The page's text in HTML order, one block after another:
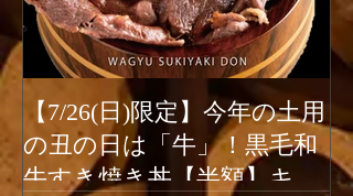
【7/26(日)限定】今年の土用
の丑の日は「牛」！黒毛和
牛すき焼き丼【半額】キャ